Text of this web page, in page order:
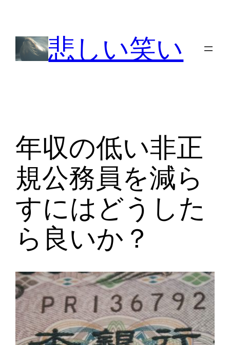
悲しい笑い
年収の低い非正
規公務員を減ら
すにはどうした
ら良いか？